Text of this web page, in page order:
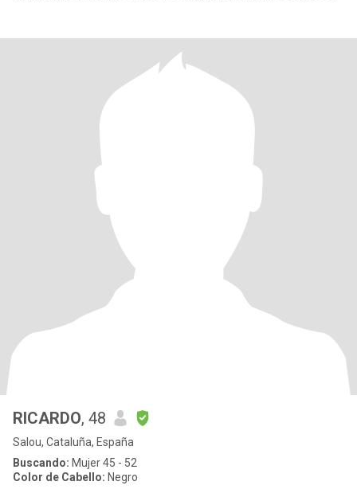
RICARDO, 48
Salou, Cataluña, España
Buscando: Mujer 45 - 52
Color de Cabello: Negro